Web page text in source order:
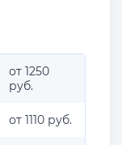
от 1250
руб.
от 1110 руб.